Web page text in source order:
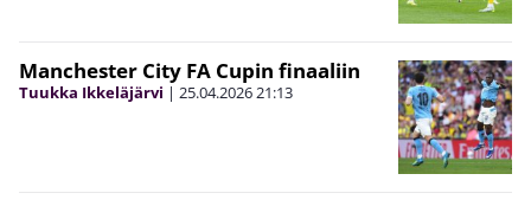
Manchester City FA Cupin finaaliin
Tuukka Ikkeläjärvi | 25.04.202621:13